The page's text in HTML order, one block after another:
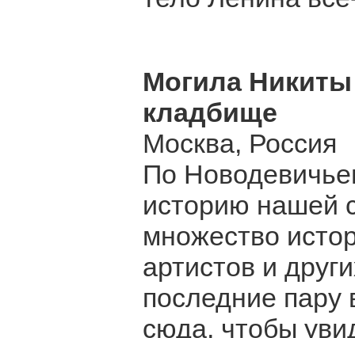
Могила
кладбище
Москва, Россия
По
историю нашей
множество
артистов и
последние пару
сюда, чтобы